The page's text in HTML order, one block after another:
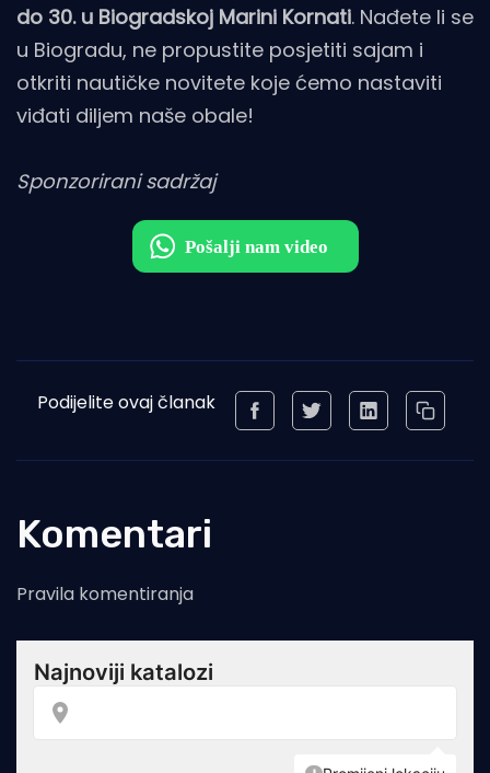
do 30. u Biogradskoj Marini Kornati. Nađete li se
u Biogradu, ne propustite posjetiti sajam i
otkriti nautičke novitete koje ćemo nastaviti
viđati diljem naše obale!
Sponzorirani sadržaj
Podijelite ovaj članak
Komentari
Pravila komentiranja